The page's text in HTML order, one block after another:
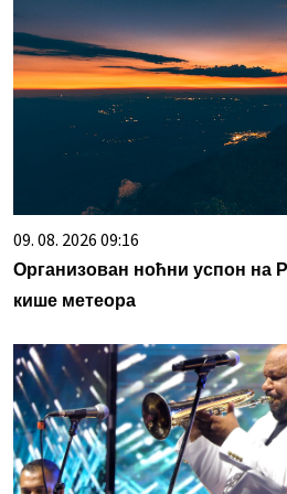
09. 08. 2026 09:16
Организован ноћни успон на
кише метеора